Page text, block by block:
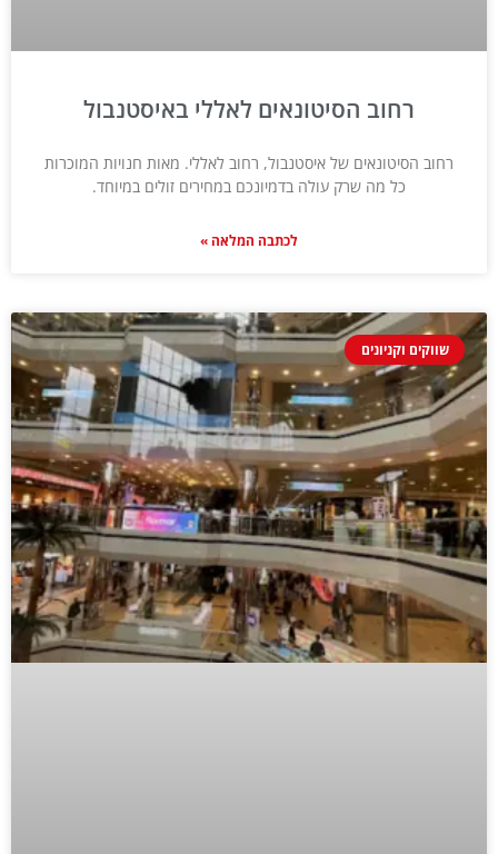
רחוב הסיטונאים לאללי באיסטנבול
רחוב הסיטונאים של איסטנבול, רחוב לאללי. מאות חנויות המוכרות
כל מה שרק עולה בדמיונכם במחירים זולים במיוחד.
לכתבה המלאה »
שווקים וקניונים